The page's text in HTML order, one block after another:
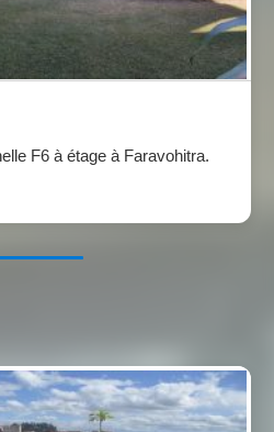
F6 à étage à Faravohitra.